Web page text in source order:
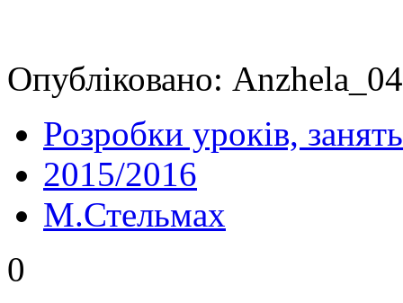
Опубліковано:
Розробки уроків, занять
2015/2016
М.Стельмах
0